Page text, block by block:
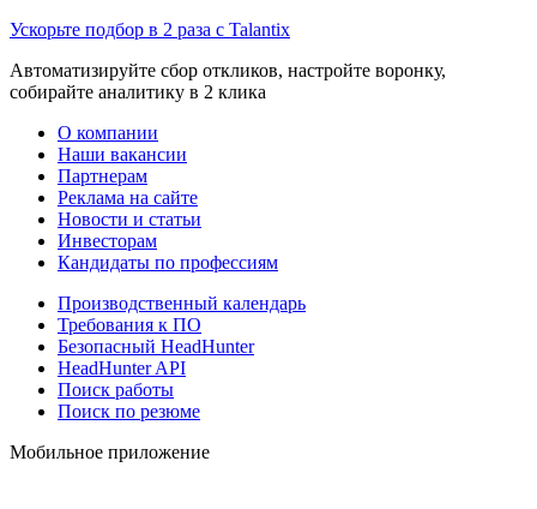
Ускорьте подбор в 2 раза с Talantix
Автоматизируйте сбор откликов, настройте воронку,
собирайте аналитику в 2 клика
О компании
Наши вакансии
Партнерам
Реклама на сайте
Новости и статьи
Инвесторам
Кандидаты по профессиям
Производственный календарь
Требования к ПО
Безопасный HeadHunter
HeadHunter API
Поиск работы
Поиск по резюме
Мобильное приложение